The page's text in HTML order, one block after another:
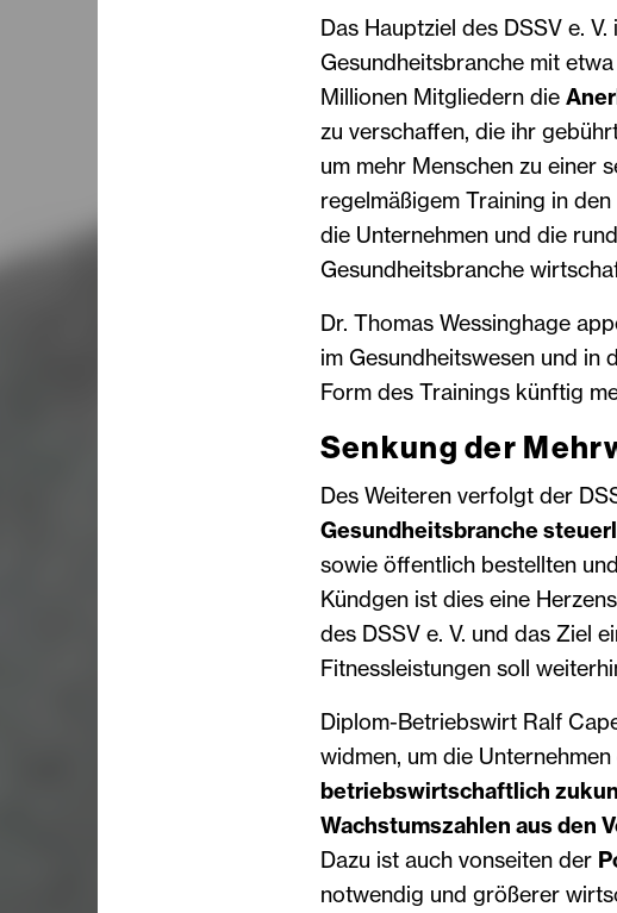
Das Hauptziel des DSSV e.
Gesundheitsbranche mit
Millionen Mitgliedern die
zu verschaffen, die ihr
um mehr Menschen zu einer
regelmäßigem Training in
die Unternehmen und die
Gesundheitsbranche
Dr. Thomas Wessinghage
im Gesundheitswesen und in
Form des Trainings künftig
Senkung der
Des Weiteren verfolgt der
Gesundheitsbranche
sowie öffentlich bestellten
Kündgen ist dies eine
des DSSV e. V. und das Ziel
Fitnessleistungen soll
Diplom-Betriebswirt Ralf
widmen, um die
betriebswirtschaftlich
Wachstumszahlen aus den
Dazu ist auch vonseiten der
notwendig und größerer